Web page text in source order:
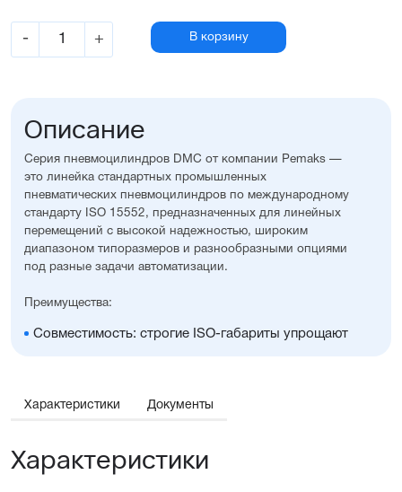
- + В корзину
Описание
Серия пневмоцилиндров DMC от компании Pemaks —
это линейка стандартных промышленных
пневматических пневмоцилиндров по международному
стандарту ISO 15552, предназначенных для линейных
перемещений с высокой надежностью, широким
диапазоном типоразмеров и разнообразными опциями
под разные задачи автоматизации.
Преимущества:
Совместимость: строгие ISO-габариты упрощают
возможность изготовления с нестандартными
Доступность: сбалансированное соотношение
Характеристики Документы
Характеристики